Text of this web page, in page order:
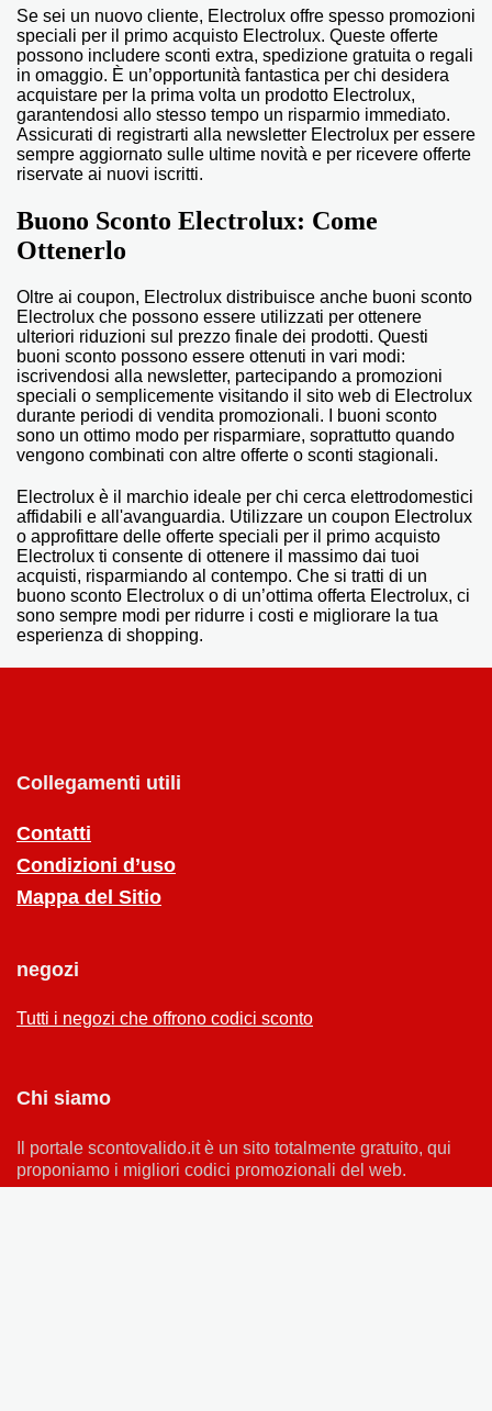
Se sei un nuovo cliente, Electrolux offre spesso promozioni
speciali per il primo acquisto Electrolux. Queste offerte
possono includere sconti extra, spedizione gratuita o regali
in omaggio. È un’opportunità fantastica per chi desidera
acquistare per la prima volta un prodotto Electrolux,
garantendosi allo stesso tempo un risparmio immediato.
Assicurati di registrarti alla newsletter Electrolux per essere
sempre aggiornato sulle ultime novità e per ricevere offerte
riservate ai nuovi iscritti.
Buono Sconto Electrolux: Come
Ottenerlo
Oltre ai coupon, Electrolux distribuisce anche buoni sconto
Electrolux che possono essere utilizzati per ottenere
ulteriori riduzioni sul prezzo finale dei prodotti. Questi
buoni sconto possono essere ottenuti in vari modi:
iscrivendosi alla newsletter, partecipando a promozioni
speciali o semplicemente visitando il sito web di Electrolux
durante periodi di vendita promozionali. I buoni sconto
sono un ottimo modo per risparmiare, soprattutto quando
vengono combinati con altre offerte o sconti stagionali.
Electrolux è il marchio ideale per chi cerca elettrodomestici
affidabili e all'avanguardia. Utilizzare un coupon Electrolux
o approfittare delle offerte speciali per il primo acquisto
Electrolux ti consente di ottenere il massimo dai tuoi
acquisti, risparmiando al contempo. Che si tratti di un
buono sconto Electrolux o di un’ottima offerta Electrolux, ci
sono sempre modi per ridurre i costi e migliorare la tua
esperienza di shopping.
Collegamenti utili
Contatti
Condizioni d’uso
Mappa del Sitio
negozi
Tutti i negozi che offrono codici sconto
Chi siamo
Il portale scontovalido.it è un sito totalmente gratuito, qui
proponiamo i migliori codici promozionali del web.